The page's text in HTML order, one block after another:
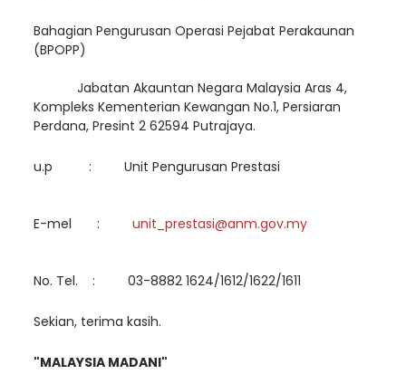
Bahagian Pengurusan Operasi Pejabat Perakaunan
(BPOPP)
Jabatan Akauntan Negara Malaysia Aras 4,
Kompleks Kementerian Kewangan No.1, Persiaran
Perdana, Presint 2 62594 Putrajaya.
u.p : Unit Pengurusan Prestasi
E-mel : unit_prestasi@anm.gov.my
No. Tel. : 03-8882 1624/1612/1622/1611
Sekian, terima kasih.
"MALAYSIA MADANI"